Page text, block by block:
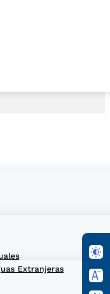
Extranjeras